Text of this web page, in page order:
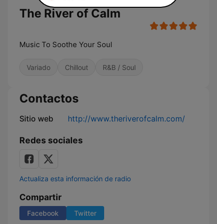
The River of Calm
Music To Soothe Your Soul
Variado Chillout R&B / Soul
Contactos
Sitio web http://www.theriverofcalm.com/
Redes sociales
Actualiza esta información de radio
Compartir
Facebook Twitter